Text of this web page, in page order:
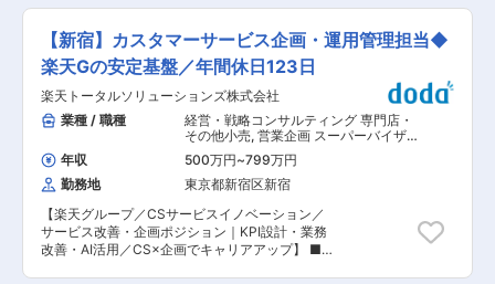
いと考えています。
ーサイト「お弁当デリ」は、全国の人気弁当ブラ
ンドを掲載し、企業のランチシーンを支えるプラ
ットフォームです。 本ポジションは注文者、弁当
製造会社、配送会社など様々なステークホルダー
とやりとりをし、お弁当デリで注文したお客様に
滞りなくお弁当をお届けできるように対応してい
ただきます。※配送は別の担当が行います ■業務
詳細 ・ECサイトでの受注対応および電話注文の
対応 ・各ステークホルダー（注文者、弁当製造会
社、配送会社）との調整および交渉 ■組織体制
部長1名、次長1名、サブマネージャー3名、一般
社員2名、アルバイトスタッフ数名 ■ポジション
の魅力 ◎注文者、弁当製造会社、配送会社など複
数のステークホルダーとのやり取りが主な業務内
容となります。具体的には、調整、交渉、報告な
ど多岐にわたるコミュニケーションを含みます。
【新宿】カスタマーサービス企画・運用管理担当◆
楽天Gの安定基盤／年間休日123日
楽天トータルソリューションズ株式会社
業種 / 職種
経営・戦略コンサルティング 専門店・
その他小売, 営業企画 スーパーバイザ
ー
年収 500万円~799万円
勤務地
東京都新宿区新宿
【楽天グループ／CSサービスイノベーション／
サービス改善・企画ポジション｜KPI設計・業務
改善・AI活用／CS×企画でキャリアアップ】 ■部